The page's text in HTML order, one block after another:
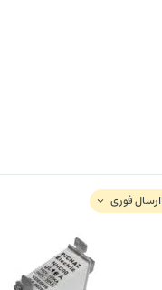
ارسال فوری